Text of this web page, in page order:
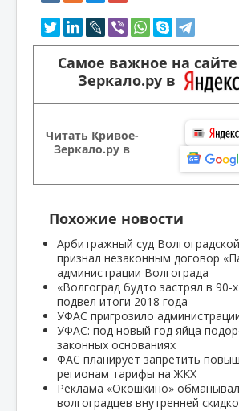
Самое важное на
Зеркало.ру в
Читать Кривое-
Зеркало.ру в
Похожие новости
Арбитражный суд
признал незаконным договор
администрации Волгограда
«Волгоград будто застрял в 90-
подвел итоги 2018 года
УФАС пригрозило
УФАС: под новый год яйца
законных основаниях
ФАС планирует запретить
регионам тарифы на ЖКХ
Реклама «Окошкино»
волгоградцев внутренней